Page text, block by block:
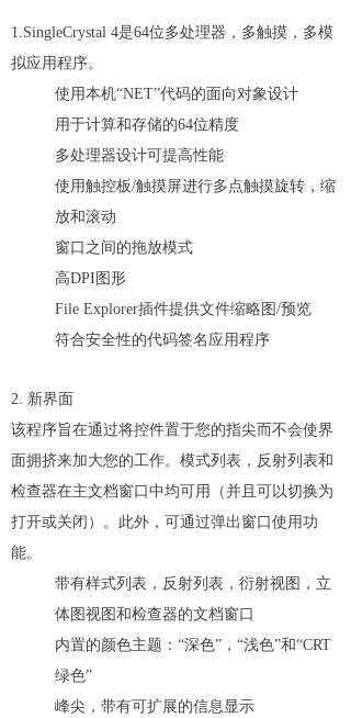
1.SingleCrystal 4是64位多处理器，多触摸，多模
拟应用程序。
使用本机“NET”代码的面向对象设计
用于计算和存储的64位精度
多处理器设计可提高性能
使用触控板/触摸屏进行多点触摸旋转，缩
放和滚动
窗口之间的拖放模式
高DPI图形
File Explorer插件提供文件缩略图/预览
符合安全性的代码签名应用程序
2. 新界面
该程序旨在通过将控件置于您的指尖而不会使界
面拥挤来加大您的工作。模式列表，反射列表和
检查器在主文档窗口中均可用（并且可以切换为
打开或关闭）。此外，可通过弹出窗口使用功
能。
带有样式列表，反射列表，衍射视图，立
体图视图和检查器的文档窗口
内置的颜色主题：“深色”，“浅色”和“CRT
绿色”
峰尖，带有可扩展的信息显示